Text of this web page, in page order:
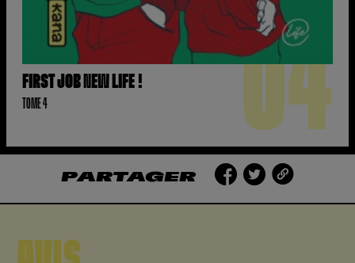
FIRST JOB NEW LIFE !
TOME 4 04
PARTAGER